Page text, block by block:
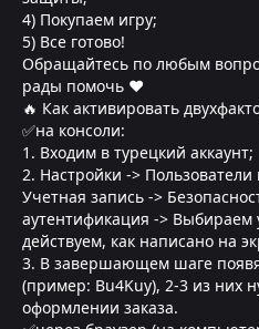
4) Покупаем игру;
5) Все готово!
Обращайтесь по любым
рады помочь ❤
🔥 Как активировать
✅на консоли:
1. Входим в турецкий аккаунт;
2. Настройки ->
Учетная запись ->
аутентификация -> Выбираем
действуем, как написано на
3. В завершающем шаге
(пример: Bu4Kuy), 2-3 из них
оформлении заказа.